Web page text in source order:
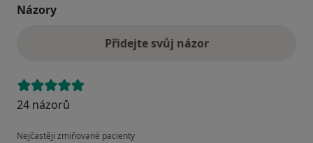
Názory
Přidejte svůj názor
24 názorů
Nejčastěji zmiňované pacienty